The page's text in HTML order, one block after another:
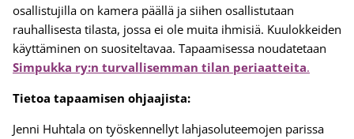
osallistujilla on kamera päällä ja siihen osallistutaan
rauhallisesta tilasta, jossa ei ole muita ihmisiä. Kuulokkeiden
käyttäminen on suositeltavaa. Tapaamisessa noudatetaan
Simpukka ry:n turvallisemman tilan periaatteita.
Tietoa tapaamisen ohjaajista:
Jenni Huhtala on työskennellyt lahjasoluteemojen parissa